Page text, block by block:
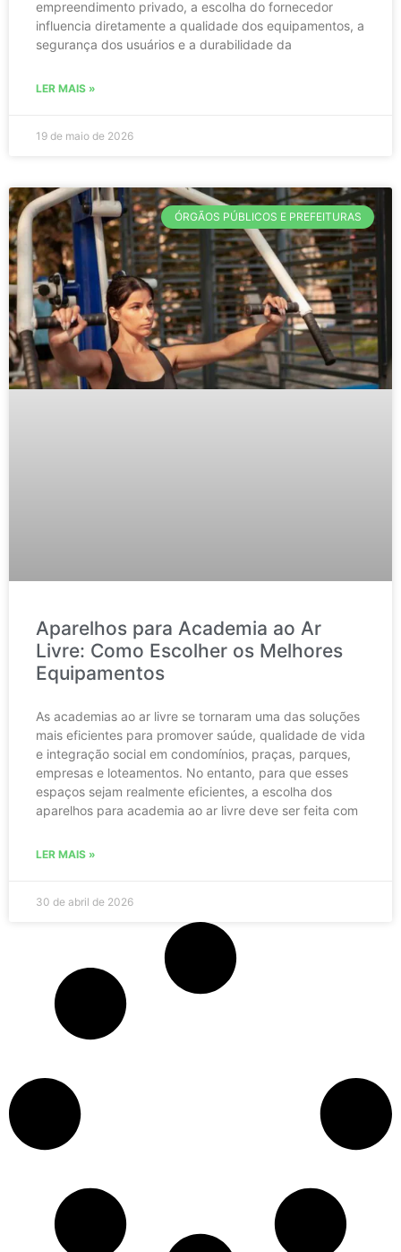
empreendimento privado, a escolha do fornecedor
influencia diretamente a qualidade dos equipamentos, a
segurança dos usuários e a durabilidade da
LER MAIS »
19 de maio de 2026
ÓRGÃOS PÚBLICOS E PREFEITURAS
Aparelhos para Academia ao Ar
Livre: Como Escolher os Melhores
Equipamentos
As academias ao ar livre se tornaram uma das soluções
mais eficientes para promover saúde, qualidade de vida
e integração social em condomínios, praças, parques,
empresas e loteamentos. No entanto, para que esses
espaços sejam realmente eficientes, a escolha dos
aparelhos para academia ao ar livre deve ser feita com
LER MAIS »
30 de abril de 2026